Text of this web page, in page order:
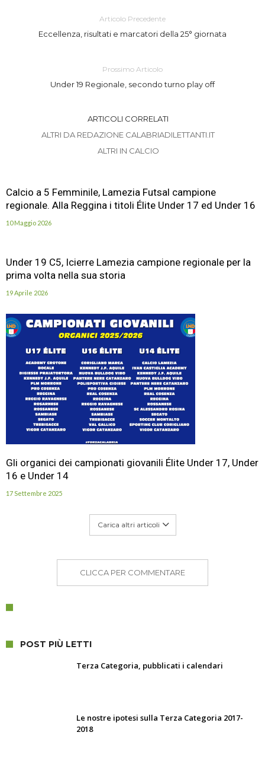
Articolo Precedente
Eccellenza, risultati e marcatori della 25° giornata
Prossimo Articolo
Under 19 Regionale, secondo turno play off
ARTICOLI CORRELATI
ALTRI DA REDAZIONE CALABRIADILETTANTI.IT
ALTRI IN CALCIO
Calcio a 5 Femminile, Lamezia Futsal campione
regionale. Alla Reggina i titoli Élite Under 17 ed Under 16
10 Maggio 2026
Under 19 C5, Icierre Lamezia campione regionale per la
prima volta nella sua storia
19 Aprile 2026
Gli organici dei campionati giovanili Élite Under 17, Under
16 e Under 14
17 Settembre 2025
Carica altri articoli
CLICCA PER COMMENTARE
POST PIÙ LETTI
Terza Categoria, pubblicati i calendari
Le nostre ipotesi sulla Terza Categoria 2017-
2018